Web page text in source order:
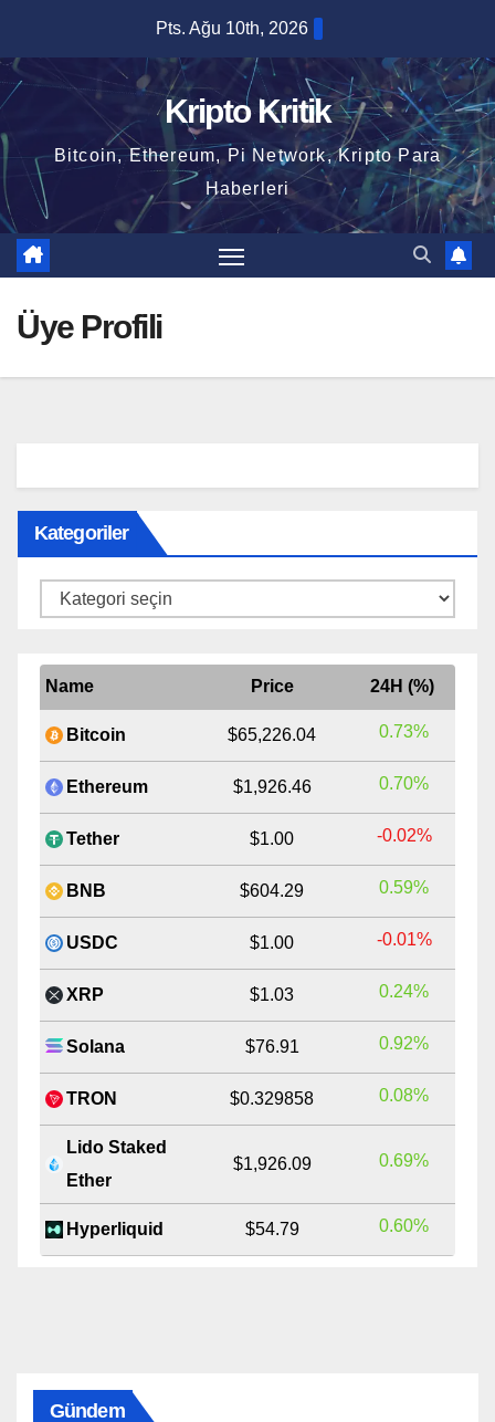
content
Pts. Ağu 10th, 2026
Kripto Kritik
Bitcoin, Ethereum, Pi Network, Kripto Para
Haberleri
Üye Profili
Kategoriler
Kategoriler
Name Price 24H (%)
Bitcoin $65,226.04 0.73%
Ethereum $1,926.46 0.70%
Tether $1.00 -0.02%
BNB $604.29 0.59%
USDC $1.00 -0.01%
XRP $1.03 0.24%
Solana $76.91 0.92%
TRON $0.329858 0.08%
Lido Staked
Ether
$1,926.09 0.69%
Hyperliquid $54.79 0.60%
Gündem